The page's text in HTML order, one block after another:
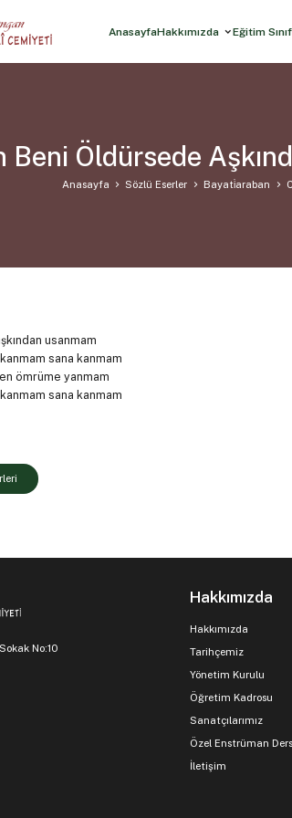
AnasayfaHakkımızda Eğitim
Beni Öldürsede
Anasayfa Sözlü Eserler Bayati̇araban
usanmam
sana kanmam
ömrüme yanmam
sana kanmam
No:10
Hakkımızda
Hakkımızda
Tarihçemiz
Yönetim Kurulu
Öğretim Kadrosu
Sanatçılarımız
Özel Enstrüman
İletişim